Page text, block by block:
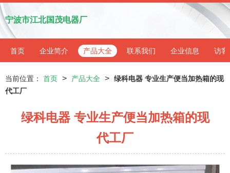
宁波市江北国茂电器厂
首页 企业简介 产品大全 联系我们 企业信息 访客
当前位置： 首页 > 产品大全 > 绿科电器 专业生产便当加热箱的现
代工厂
绿科电器 专业生产便当加热箱的现
代工厂